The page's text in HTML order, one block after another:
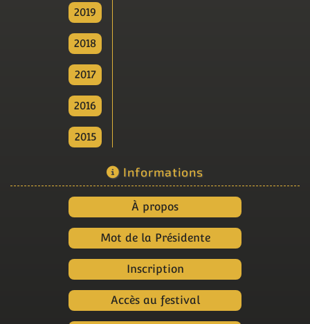
2019
2018
2017
2016
2015
Informations
À propos
Mot de la Présidente
Inscription
Accès au festival